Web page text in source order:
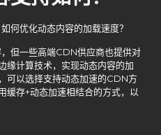
何优化动态内容的加载速度？
但一些高端CDN供应商也提供对
缘计算技术，实现动态内容的加
可以选择支持动态加速的CDN方
缓存+动态加速相结合的方式，以